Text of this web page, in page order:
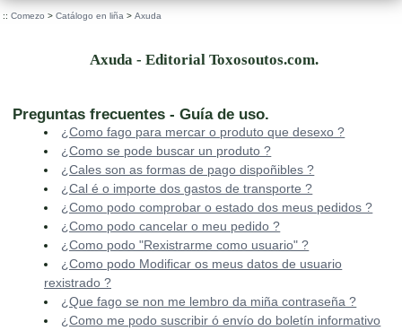
:: Comezo > Catálogo en liña > Axuda
Axuda - Editorial Toxosoutos.com.
Preguntas frecuentes - Guía de uso.
¿Como fago para mercar o produto que desexo ?
¿Como se pode buscar un produto ?
¿Cales son as formas de pago dispoñibles ?
¿Cal é o importe dos gastos de transporte ?
¿Como podo comprobar o estado dos meus pedidos ?
¿Como podo cancelar o meu pedido ?
¿Como podo "Rexistrarme como usuario" ?
¿Como podo Modificar os meus datos de usuario
rexistrado ?
¿Que fago se non me lembro da miña contraseña ?
¿Como me podo suscribir ó envío do boletín informativo